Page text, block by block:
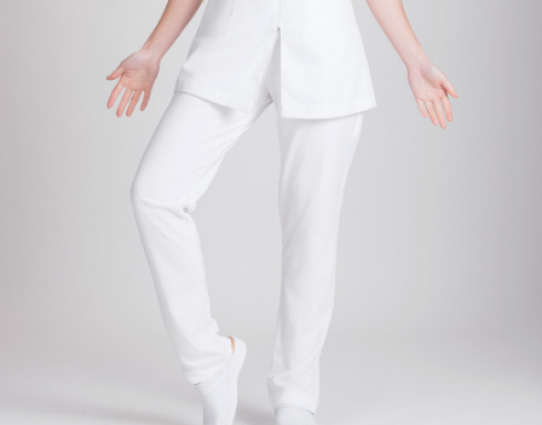
Nombre de la lista de Favoritos
Cancelar Crear lista de Favoritos
Cancelar Iniciar sesión